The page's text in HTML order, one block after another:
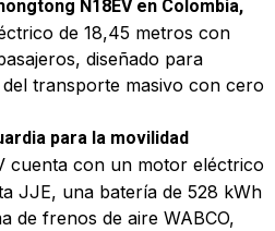
N18EV en Colombia,
de 18,45 metros con
diseñado para
transporte masivo con cero
para la movilidad
cuenta con un motor eléctrico
JJE, una batería de 528 kWh
de frenos de aire WABCO,